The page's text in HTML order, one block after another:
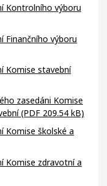
Kontrolního výboru
Finančního výboru
Komise stavební
zasedáni Komise
(PDF 209.54 kB)
Komise školské a
Komise zdravotní a